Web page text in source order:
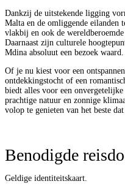
Dankzij de uitstekende ligging
Malta en de omliggende eilanden
vlakbij en ook de
Daarnaast zijn culturele
Mdina absoluut een bezoek waard.
Of je nu kiest voor een
ontdekkingstocht of een
biedt alles voor een
prachtige natuur en zonnige
volop te genieten van het beste
Benodigde
Geldige identiteitskaart.